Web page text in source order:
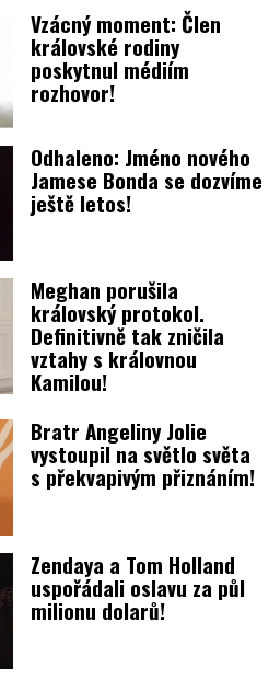
Vzácný moment: Člen
královské rodiny
poskytnul médiím
rozhovor!
Odhaleno: Jméno nového
Jamese Bonda se dozvíme
ještě letos!
Meghan porušila
královský protokol.
Definitivně tak zničila
vztahy s královnou
Kamilou!
Bratr Angeliny Jolie
vystoupil na světlo světa
s překvapivým přiznáním!
Zendaya a Tom Holland
uspořádali oslavu za půl
milionu dolarů!